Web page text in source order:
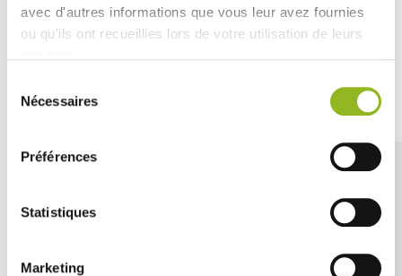
avec d'autres informations que vous leur avez fournies
ou qu'ils ont recueillies lors de votre utilisation de leurs
Nécessaires
Préférences
Statistiques
Marketing
Découvrez aussi